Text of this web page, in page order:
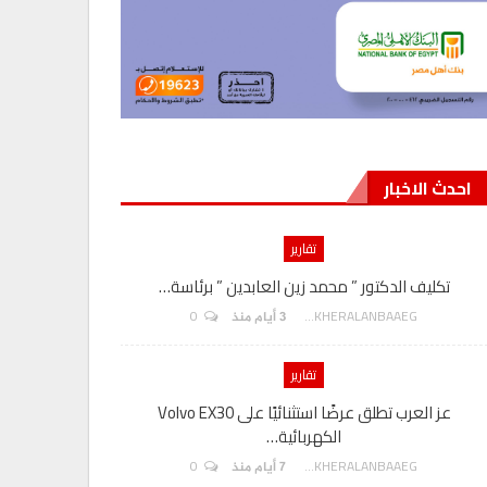
احدث الاخبار
تقارير
تكليف الدكتور ” محمد زين العابدين ” برئاسة…
AKHERALANBAAEG 3 أيام منذ
تقارير
عز العرب تطلق عرضًا استثنائيًا على Volvo EX30
الكهربائية…
AKHERALANBAAEG 7 أيام منذ